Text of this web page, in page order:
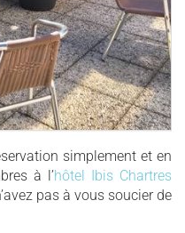
simplement et en
à l’hôtel Ibis Chartres
pas à vous soucier de